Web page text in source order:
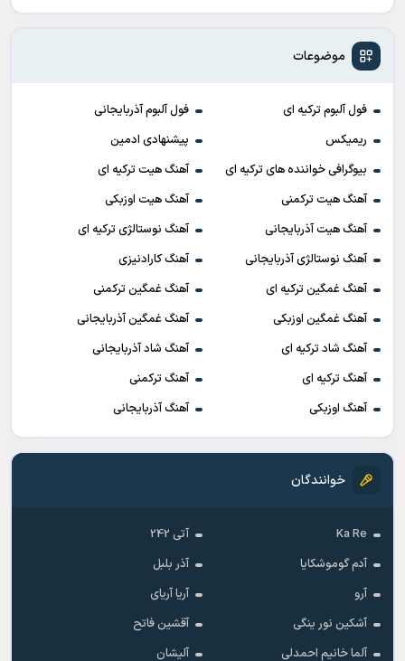
موضوعات
فول آلبوم ترکیه ای
فول آلبوم آذربایجانی
ریمیکس
پیشنهادی ادمین
بیوگرافی خواننده های ترکیه ای
آهنگ هیت ترکیه ای
آهنگ هیت ترکمنی
آهنگ هیت اوزبکی
آهنگ هیت آذربایجانی
آهنگ نوستالژی ترکیه ای
آهنگ نوستالژی آذربایجانی
آهنگ کارادنیزی
آهنگ غمگین ترکیه ای
آهنگ غمگین ترکمنی
آهنگ غمگین اوزبکی
آهنگ غمگین آذربایجانی
آهنگ شاد ترکیه ای
آهنگ شاد آذربایجانی
آهنگ ترکیه ای
آهنگ ترکمنی
آهنگ اوزبکی
آهنگ آذربایجانی
خوانندگان
Ka Re
آتی 242
آدم گوموشکایا
آذر بلبل
آرو
آریا آریای
آشکین نور ینگی
آقشین فاتح
آلما خانیم احمدلی
آلیشان